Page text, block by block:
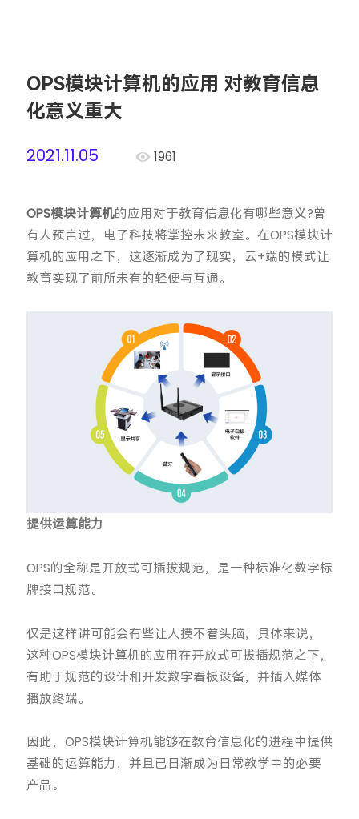
OPS模块计算机的应用 对教育信息
化意义重大
2021.11.05
1961
OPS模块计算机的应用对于教育信息化有哪些意义?曾
有人预言过，电子科技将掌控未来教室。在OPS模块计
算机的应用之下，这逐渐成为了现实，云+端的模式让
教育实现了前所未有的轻便与互通。
提供运算能力
OPS的全称是开放式可插拔规范，是一种标准化数字标
牌接口规范。
仅是这样讲可能会有些让人摸不着头脑，具体来说，
这种OPS模块计算机的应用在开放式可拔插规范之下，
有助于规范的设计和开发数字看板设备，并插入媒体
播放终端。
因此，OPS模块计算机能够在教育信息化的进程中提供
基础的运算能力，并且已日渐成为日常教学中的必要
产品。